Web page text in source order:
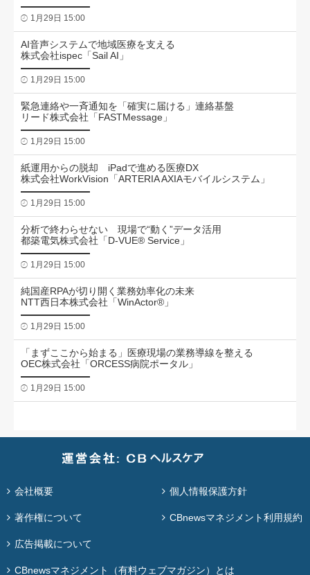
1月29日 15:00
AI音声システムで地域医療を支える
株式会社ispec「Sail AI」
1月29日 15:00
緊急連絡や一斉通知を「確実に届ける」連絡基盤
リード株式会社「FASTMessage」
1月29日 15:00
紙運用からの脱却 iPadで進める医療DX
株式会社WorkVision「ARTERIA AXIAモバイルシステム」
1月29日 15:00
分析で終わらせない 現場で“動く”データ活用
都築電気株式会社「D-VUE® Service」
1月29日 15:00
純国産RPAが切り開く業務効率化の未来
NTT西日本株式会社「WinActor®」
1月29日 15:00
「まずここから始まる」医療現場の業務導線を整える
OEC株式会社「ORCESS病院ポータル」
1月29日 15:00
会社概要 個人情報保護方針
著作権について CBnewsマネジメント利用規約
広告掲載について
CBnewsマネジメント（有料ウェブマガジン）とは